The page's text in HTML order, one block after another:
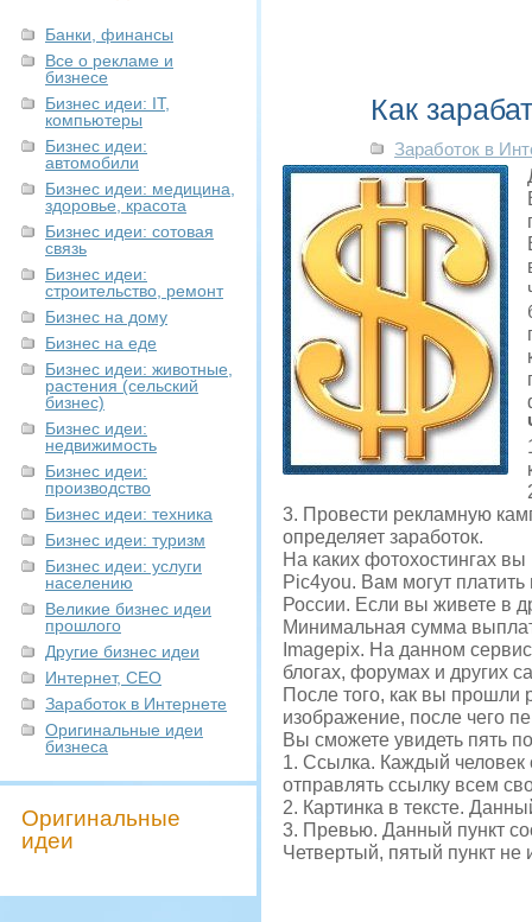
Банки, финансы
Все о рекламе и
бизнесе
Бизнес идеи: IT,
компьютеры
Бизнес идеи:
автомобили
Бизнес идеи: медицина,
здоровье, красота
Бизнес идеи: сотовая
связь
Бизнес идеи:
строительство, ремонт
Бизнес на дому
Бизнес на еде
Бизнес идеи: животные,
растения (сельский
бизнес)
Бизнес идеи:
недвижимость
Бизнес идеи:
производство
Бизнес идеи: техника
Бизнес идеи: туризм
Бизнес идеи: услуги
населению
Великие бизнес идеи
прошлого
Другие бизнес идеи
Интернет, СЕО
Заработок в Интернете
Оригинальные идеи
бизнеса
Оригинальные
идеи
Как
Заработок в
3. Провести рекламную
определяет заработок.
На каких фотохостингах
Pic4you. Вам могут
России. Если вы живете в
Минимальная сумма
Imagepix. На данном
блогах, форумах и других
После того, как вы прошли
изображение, после чего
Вы сможете увидеть пять
1. Ссылка. Каждый человек
отправлять ссылку всем
2. Картинка в тексте.
3. Превью. Данный пункт
Четвертый, пятый пункт не